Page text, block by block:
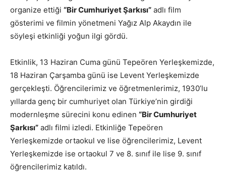
organize ettiği “Bir Cumhuriyet Şarkısı” adlı film
gösterimi ve filmin yönetmeni Yağız Alp Akaydın ile
söyleşi etkinliği yoğun ilgi gördü.
Etkinlik, 13 Haziran Cuma günü Tepeören Yerleşkemizde,
18 Haziran Çarşamba günü ise Levent Yerleşkemizde
gerçekleşti. Öğrencilerimiz ve öğretmenlerimiz, 1930’lu
yıllarda genç bir cumhuriyet olan Türkiye’nin girdiği
modernleşme sürecini konu edinen “Bir Cumhuriyet
Şarkısı” adlı filmi izledi. Etkinliğe Tepeören
Yerleşkemizde ortaokul ve lise öğrencilerimiz, Levent
Yerleşkemizde ise ortaokul 7 ve 8. sınıf ile lise 9. sınıf
öğrencilerimiz katıldı.